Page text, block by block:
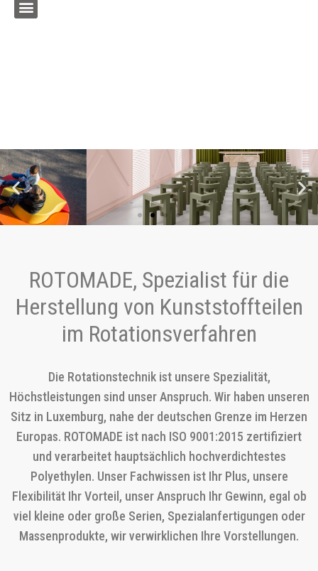
ROTOMADE, Spezialist für die
Herstellung von Kunststoffteilen
im Rotationsverfahren
Die Rotationstechnik ist unsere Spezialität,
Höchstleistungen sind unser Anspruch. Wir haben unseren
Sitz in Luxemburg, nahe der deutschen Grenze im Herzen
Europas. ROTOMADE ist nach ISO 9001:2015 zertifiziert
und verarbeitet hauptsächlich hochverdichtestes
Polyethylen. Unser Fachwissen ist Ihr Plus, unsere
Flexibilität Ihr Vorteil, unser Anspruch Ihr Gewinn, egal ob
viel kleine oder große Serien, Spezialanfertigungen oder
Massenprodukte, wir verwirklichen Ihre Vorstellungen.